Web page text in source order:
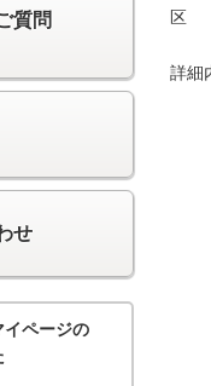
詳細
質問
せ
イページの